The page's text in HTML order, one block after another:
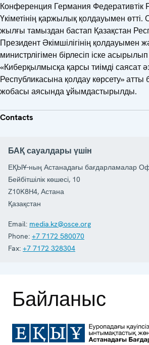
Конференция Германия Федеративтік
Үкіметінің қаржылық қолдауымен
жылғы тамыздан бастап Қазақстан
Президент Әкімшілігінің қолдауымен
министрлігімен бірлесіп іске
«Киберқылмысқа қарсы тиімді саясат
Республикасына қолдау көрсету» атты
жобасы аясында ұйымдастырылды.
Contacts
БАҚ сауалдары үшін
ЕҚЫҰ-ның Астанадағы бағдарламалар
Бейбітшілік көшесі, 10
Z10K8H4, Астана
Қазақстан
Email: media.kz@osce.org
Phone: +7 7172 580070
Fax: +7 7172 328304
Байланыс